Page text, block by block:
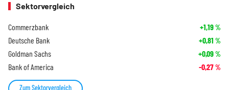
Sektorvergleich
Commerzbank +1,19%
Deutsche Bank +0,81 %
Goldman Sachs +0,09%
Bank of America -0,27%
Zum Sektorvergleich